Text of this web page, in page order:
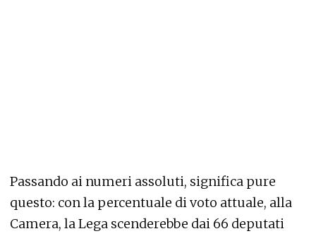
Passando ai numeri assoluti, significa pure
questo: con la percentuale di voto attuale, alla
Camera, la Lega scenderebbe dai 66 deputati